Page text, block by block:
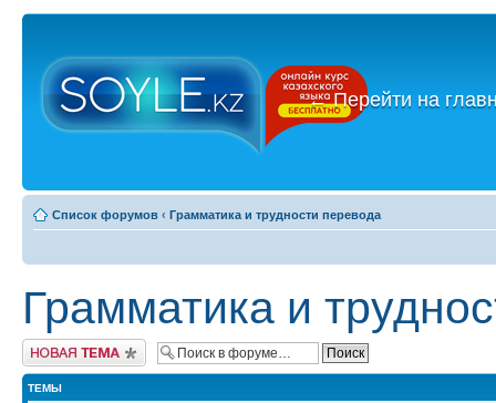
←Перейти на
Список форумов ‹ Грамматика и трудности перевода
Грамматика и
Новая тема
ТЕМЫ